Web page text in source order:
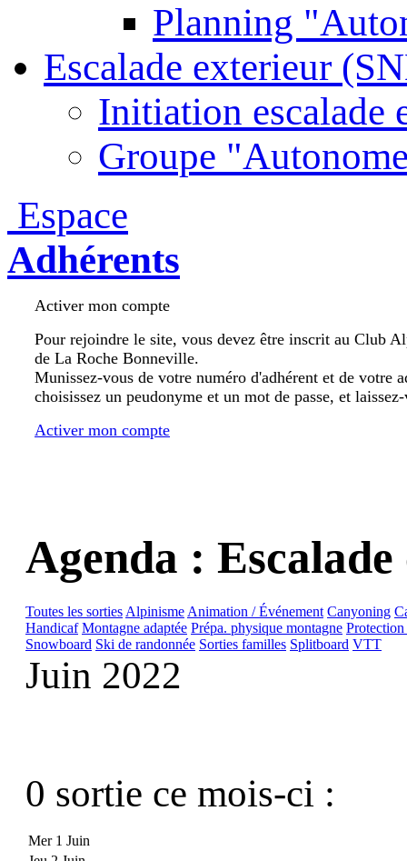
Planning
Escalade exterieur
Initiation escalade
Groupe
Espace
Adhérents
Activer mon compte
Pour rejoindre le site, vous devez être inscrit au Club
de La Roche Bonneville.
Munissez-vous de votre numéro d'adhérent et de votre
choisissez un peudonyme et un mot de passe, et
Activer mon compte
Agenda :
Toutes les sorties Alpinisme Animation / Événement Canyoning
Handicaf Montagne adaptée Prépa. physique montagne
Snowboard Ski de randonnée Sorties familles Splitboard VTT
Juin 2022
0 sortie ce mois-ci :
Mer 1 Juin